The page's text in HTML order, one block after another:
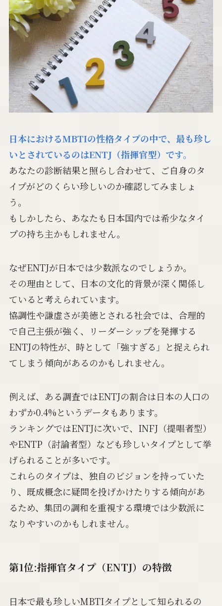
日本におけるMBTIの性格タイプの中で、最も珍し
いとされているのはENTJ（指揮官型）です。
あなたの診断結果と照らし合わせて、ご自身のタ
イプがどのくらい珍しいのか確認してみましょ
う。
もしかしたら、あなたも日本国内では希少なタイ
プの持ち主かもしれません。
なぜENTJが日本では少数派なのでしょうか。
その理由として、日本の文化的背景が深く関係し
ていると考えられています。
協調性や謙虚さが美徳とされる社会では、合理的
で自己主張が強く、リーダーシップを発揮する
ENTJの特性が、時として「強すぎる」と捉えられ
てしまう傾向があるのかもしれません。
例えば、ある調査ではENTJの割合は日本の人口の
わずか0.4%というデータもあります。
ランキングではENTJに次いで、INFJ（提唱者型）
やENTP（討論者型）なども珍しいタイプとして挙
げられることが多いです。
これらのタイプは、独自のビジョンを持っていた
り、既成概念に疑問を投げかけたりする傾向があ
るため、集団の調和を重視する環境では少数派に
なりやすいのかもしれません。
第1位:指揮官タイプ（ENTJ）の特徴
日本で最も珍しいMBTIタイプとして知られるの